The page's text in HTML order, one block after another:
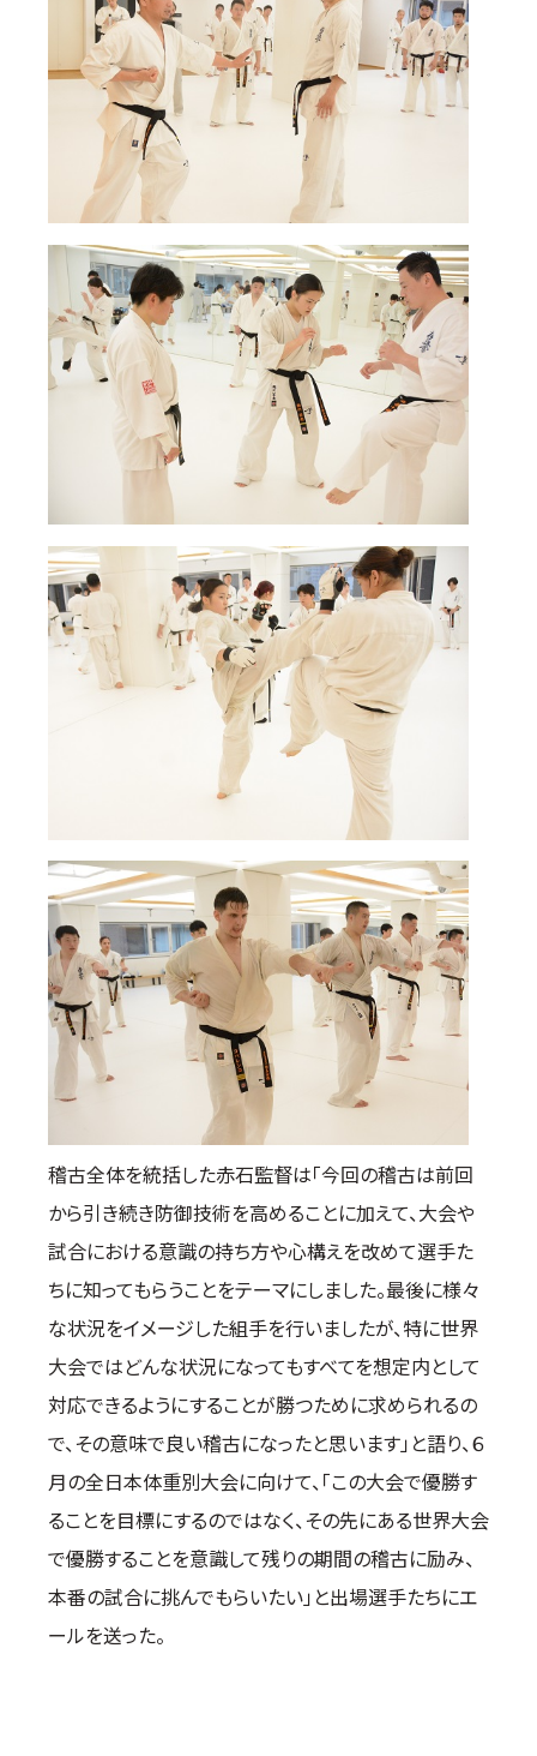
稽古全体を統括した赤石監督は「今回の稽古は前回
から引き続き防御技術を高めることに加えて、大会や
試合における意識の持ち方や心構えを改めて選手た
ちに知ってもらうことをテーマにしました。最後に様々
な状況をイメージした組手を行いましたが、特に世界
大会ではどんな状況になってもすべてを想定内として
対応できるようにすることが勝つために求められるの
で、その意味で良い稽古になったと思います」と語り、６
月の全日本体重別大会に向けて、「この大会で優勝す
ることを目標にするのではなく、その先にある世界大会
で優勝することを意識して残りの期間の稽古に励み、
本番の試合に挑んでもらいたい」と出場選手たちにエ
ールを送った。